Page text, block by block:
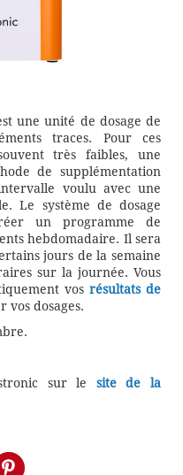
une unité de dosage de
traces. Pour ces
très faibles, une
de supplémentation
voulu avec une
Le système de dosage
un programme de
hebdomadaire. Il sera
jours de la semaine
sur la journée. Vous
vos résultats de
dosages.
sur le site de la